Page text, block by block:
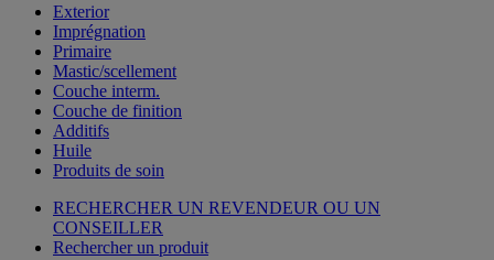
Exterior
Imprégnation
Primaire
Mastic/scellement
Couche interm.
Couche de finition
Additifs
Huile
Produits de soin
RECHERCHER UN REVENDEUR OU UN
CONSEILLER
Rechercher un produit